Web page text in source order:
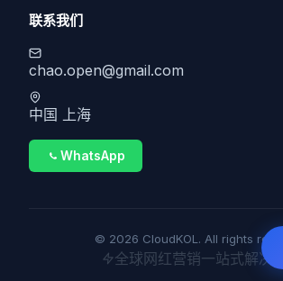
联系我们
chao.open@gmail.com
中国 上海
WhatsApp
© 2026 CloudKOL. All rights
全球网红营销一站式解决